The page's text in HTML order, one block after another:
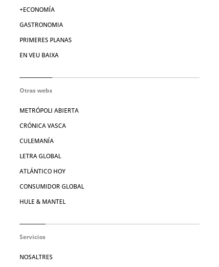
+ECONOMÍA
GASTRONOMIA
PRIMERES PLANAS
EN VEU BAIXA
Otras webs
METRÓPOLI ABIERTA
CRÓNICA VASCA
CULEMANÍA
LETRA GLOBAL
ATLÁNTICO HOY
CONSUMIDOR GLOBAL
HULE & MANTEL
Servicios
NOSALTRES